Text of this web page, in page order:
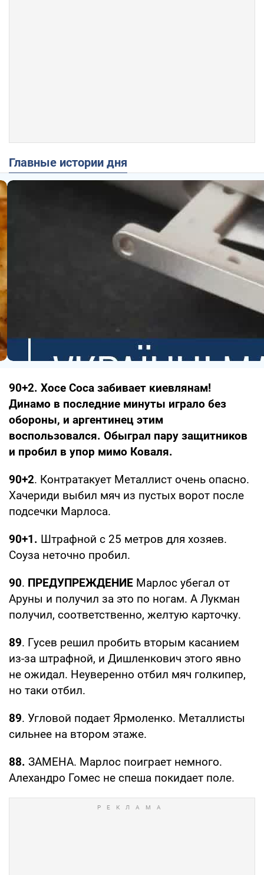
Главные истории дня
90+2. Хосе Соса забивает киевлянам!
Динамо в последние минуты играло без
обороны, и аргентинец этим
воспользовался. Обыграл пару защитников
и пробил в упор мимо Коваля.
90+2. Контратакует Металлист очень опасно.
Хачериди выбил мяч из пустых ворот после
подсечки Марлоса.
90+1. Штрафной с 25 метров для хозяев.
Соуза неточно пробил.
90. ПРЕДУПРЕЖДЕНИЕ Марлос убегал от
Аруны и получил за это по ногам. А Лукман
получил, соответственно, желтую карточку.
89. Гусев решил пробить вторым касанием
из-за штрафной, и Дишленкович этого явно
не ожидал. Неуверенно отбил мяч голкипер,
но таки отбил.
89. Угловой подает Ярмоленко. Металлисты
сильнее на втором этаже.
88. ЗАМЕНА. Марлос поиграет немного.
Алехандро Гомес не спеша покидает поле.